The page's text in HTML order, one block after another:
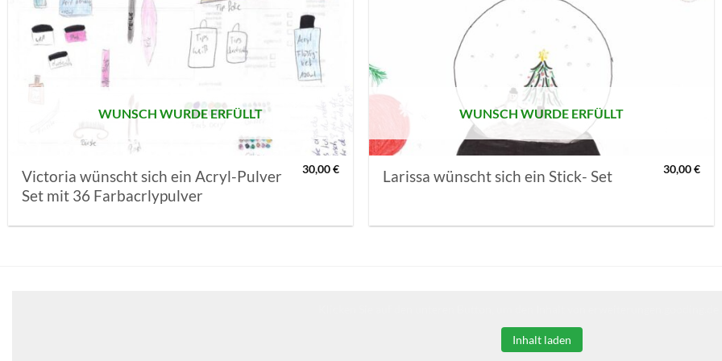
AUF MEINE
MERKLISTE
SETZEN
WUNSCH WURDE ERFÜLLT
Victoria wünscht sich ein Acryl-Pulver
Set mit 36 Farbacrlypulver
30,00€
WUNSCH WURDE ERFÜLLT
Larissa wünscht sich ein Stick- Set 30,00€
Inhalt laden